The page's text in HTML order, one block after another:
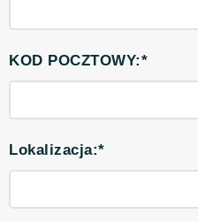
KOD POCZTOWY:*
Lokalizacja:*